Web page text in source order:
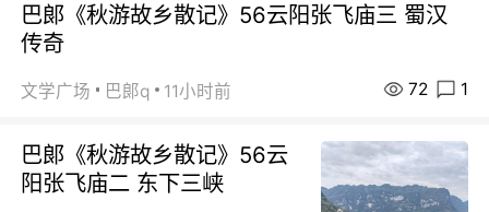
巴郞《秋游故乡散记》56云阳张飞庙三 蜀汉
传奇
文学广场 巴郞q 11小时前 72 1
巴郞《秋游故乡散记》56云
阳张飞庙二 东下三峡